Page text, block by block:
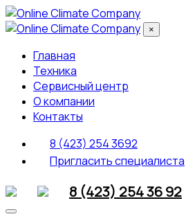
×
Главная
Техника
Сервисный центр
О компании
Контакты
8 (423) 254 3692
Пригласить специалиста
8 (423) 254 36 92